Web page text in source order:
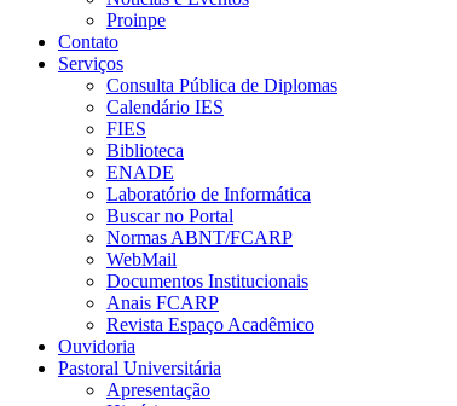
Proinpe
Contato
Serviços
Consulta Pública de Diplomas
Calendário IES
FIES
Biblioteca
ENADE
Laboratório de Informática
Buscar no Portal
Normas ABNT/FCARP
WebMail
Documentos Institucionais
Anais FCARP
Revista Espaço Acadêmico
Ouvidoria
Pastoral Universitária
Apresentação